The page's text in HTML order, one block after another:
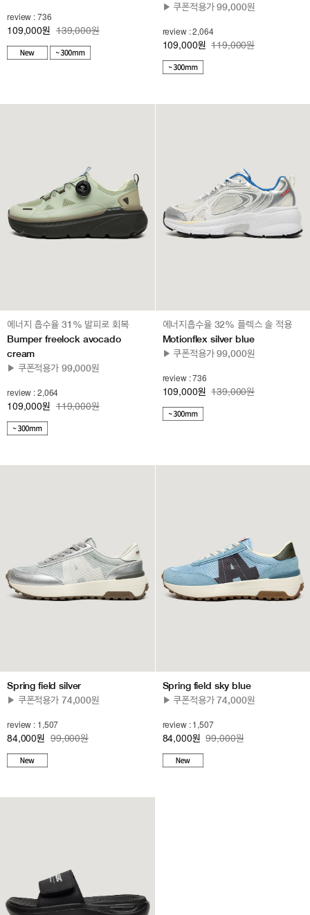
review : 736
109,000원 139,000원
▶ 쿠폰적용가 99,000원
review : 2,064
109,000원 119,000원
에너지 흡수율 31% 발피로 회복
Bumper freelock avocado
cream
▶ 쿠폰적용가 99,000원
review : 2,064
109,000원 119,000원
에너지흡수율 32% 플렉스 솔 적용
Motionflex silver blue
▶ 쿠폰적용가 99,000원
review : 736
109,000원 139,000원
Spring field silver
▶ 쿠폰적용가 74,000원
review : 1,507
84,000원 99,000원
Spring field sky blue
▶ 쿠폰적용가 74,000원
review : 1,507
84,000원 99,000원